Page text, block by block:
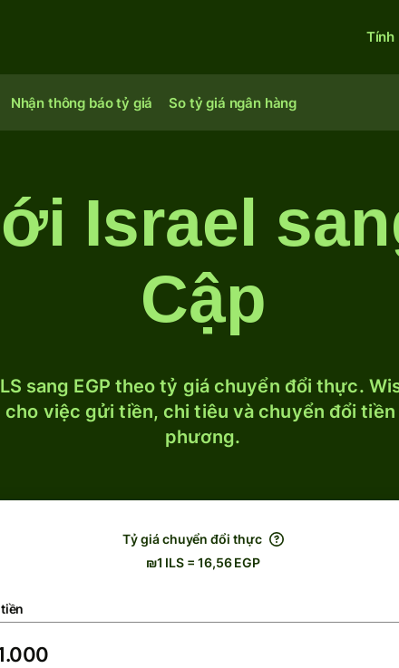
Tính
Nhận thông báo tỷ giá So tỷ giá ngân hàng
Israel
Cập
sang EGP theo tỷ giá chuyển đổi thực.
việc gửi tiền, chi tiêu và chuyển đổi
phương.
Tỷ giá chuyển đổi thực
₪1 ILS = 16,56 EGP